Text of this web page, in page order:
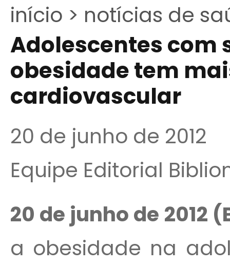
início > notícias de
Adolescentes com
obesidade tem
cardiovascular
20 de junho de 2012
Equipe Editorial
20 de junho de 2012
a obesidade na